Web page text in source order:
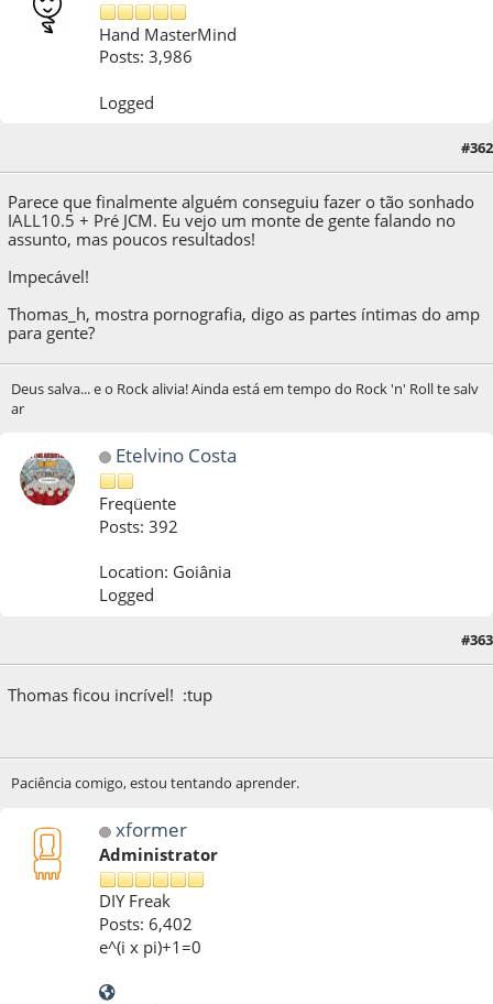
Hand MasterMind
Posts: 3,986
Logged
#362
Parece que finalmente alguém conseguiu fazer o tão sonhado
IALL10.5 + Pré JCM. Eu vejo um monte de gente falando no
assunto, mas poucos resultados!
Impecável!
Thomas_h, mostra pornografia, digo as partes íntimas do amp
para gente?
Deus salva... e o Rock alivia! Ainda está em tempo do Rock 'n' Roll te salv
ar
Etelvino Costa
Freqüente
Posts: 392
Location: Goiânia
Logged
#363
Thomas ficou incrível! :tup
Paciência comigo, estou tentando aprender.
xformer
Administrator
DIY Freak
Posts: 6,402
e^(i x pi)+1=0